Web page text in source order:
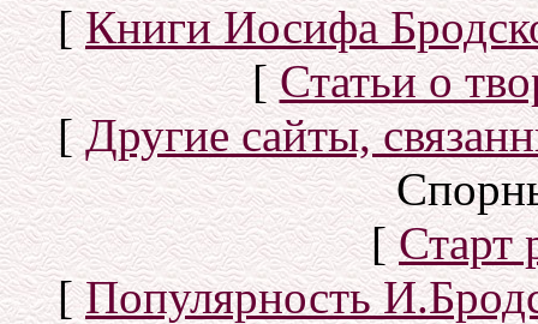
[Книги Иосифа
[Статьи о
[Другие сайты,
[Старт
[Популярность